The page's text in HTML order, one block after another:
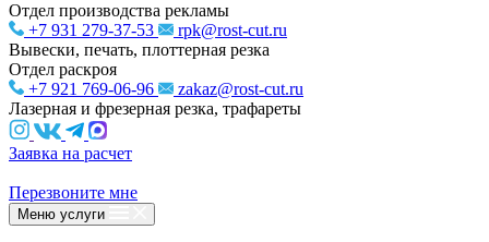
Отдел производства рекламы
+7 931 279-37-53
rpk@rost-cut.ru
Вывески, печать, плоттерная резка
Отдел раскроя
+7 921 769-06-96
zakaz@rost-cut.ru
Лазерная и фрезерная резка, трафареты
Заявка на расчет
Перезвоните мне
Меню услуги